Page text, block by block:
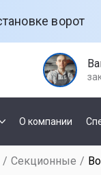
ворот
О компании
/ Секционные /